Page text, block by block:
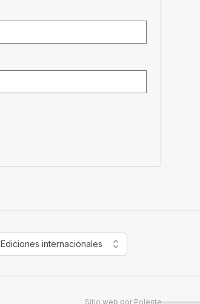
Ediciones internacionales
Sitio web por Polenta